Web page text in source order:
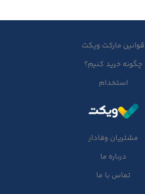
قوانین مارکت ویکت
چگونه خرید کنیم؟
استخدام
مشتریان وفادار
درباره ما
تماس با ما